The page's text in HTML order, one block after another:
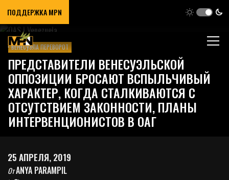
ПОДДЕРЖКА MPN
ВЕНЕСУЭЛА ПЕРЕВОРОТ
ПРЕДСТАВИТЕЛИ ВЕНЕСУЭЛЬСКОЙ
ОППОЗИЦИИ БРОСАЮТ ВСПЫЛЬЧИВЫЙ
ХАРАКТЕР, КОГДА СТАЛКИВАЮТСЯ С
ОТСУТСТВИЕМ ЗАКОННОСТИ, ПЛАНЫ
ИНТЕРВЕНЦИОНИСТОВ В ОАГ
25 АПРЕЛЯ, 2019
ОтANYA PARAMPIL